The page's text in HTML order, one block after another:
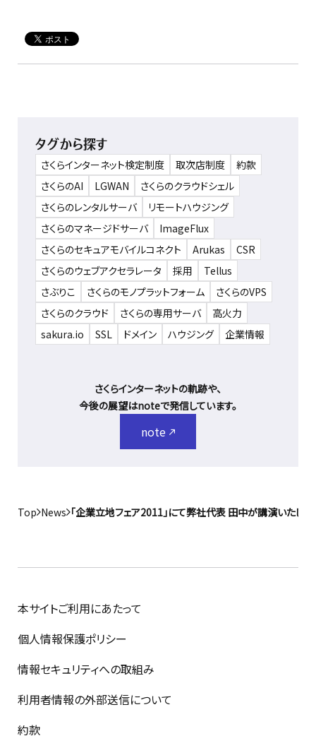
タグから探す
さくらインターネット検定制度 取次店制度
約款
さくらのAI
LGWAN
さくらのクラウドシェル
さくらのレンタルサーバ
リモートハウジング
さくらのマネージドサーバ
ImageFlux
さくらのセキュアモバイルコネクト
Arukas
CSR
さくらのウェブアクセラレータ
採用
Tellus
さぶりこ
さくらのモノプラットフォーム
さくらのVPS
さくらのクラウド
さくらの専用サーバ
高火力
sakura.io
SSL ドメイン ハウジング 企業情報
さくらインターネットの軌跡や、
今後の展望はnoteで発信しています。
note
Top News 「企業立地フェア2011」にて弊社代表 田中が講演いたしま
本サイトご利用にあたって
個人情報保護ポリシー
情報セキュリティへの取組み
利用者情報の外部送信について
約款